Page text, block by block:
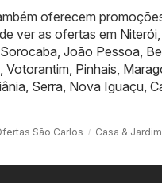
oferecem
ver as ofertas em Niterói
Sorocaba João Pessoa
Votorantim Pinhais
Serra Nova Iguaçu
São Carlos Casa &